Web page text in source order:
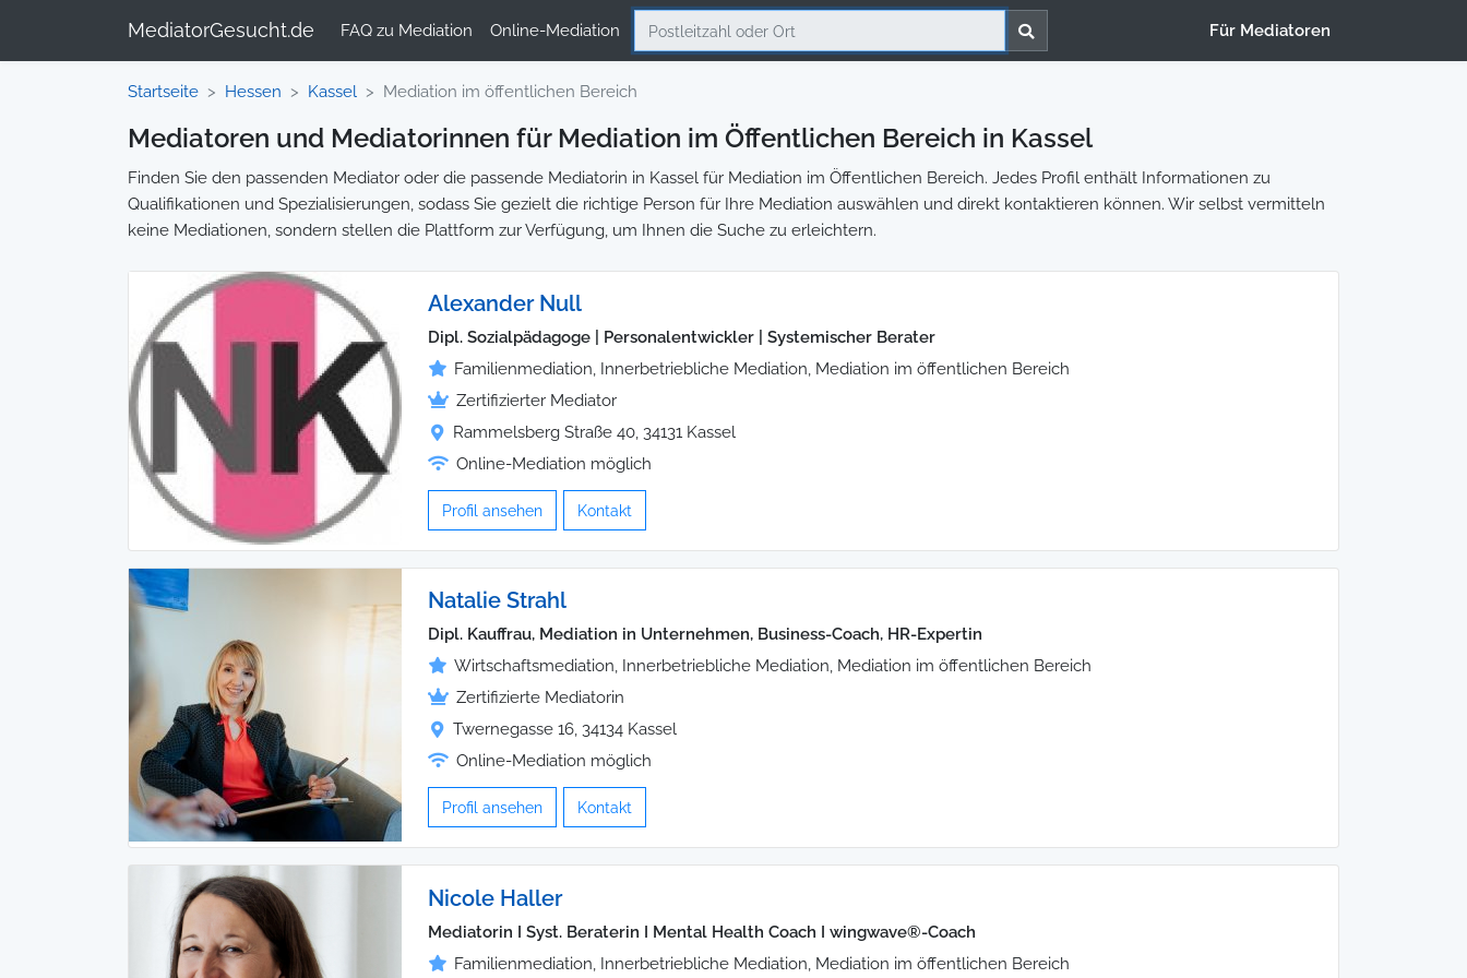
MediatorGesucht.de FAQ zu Mediation Online-Mediation Für Mediatoren
Startseite Hessen Kassel Mediation im öffentlichen Bereich
Mediatoren und Mediatorinnen für Mediation im Öffentlichen Bereich in Kassel
Finden Sie den passenden Mediator oder die passende Mediatorin in Kassel für Mediation im Öffentlichen Bereich. Jedes Profil enthält Informationen zu
Qualifikationen und Spezialisierungen, sodass Sie gezielt die richtige Person für Ihre Mediation auswählen und direkt kontaktieren können. Wir selbst vermitteln
keine Mediationen, sondern stellen die Plattform zur Verfügung, um Ihnen die Suche zu erleichtern.
Alexander Null
Dipl. Sozialpädagoge | Personalentwickler | Systemischer Berater
Familienmediation, Innerbetriebliche Mediation, Mediation im öffentlichen Bereich
Zertifizierter Mediator
Rammelsberg Straße 40, 34131 Kassel
Online-Mediation möglich
Profil ansehen Kontakt
Natalie Strahl
Dipl. Kauffrau, Mediation in Unternehmen, Business-Coach, HR-Expertin
Wirtschaftsmediation, Innerbetriebliche Mediation, Mediation im öffentlichen Bereich
Zertifizierte Mediatorin
Twernegasse 16, 34134 Kassel
Online-Mediation möglich
Profil ansehen Kontakt
Nicole Haller
Mediatorin I Syst. Beraterin I Mental Health Coach I wingwave®-Coach
Familienmediation, Innerbetriebliche Mediation, Mediation im öffentlichen Bereich